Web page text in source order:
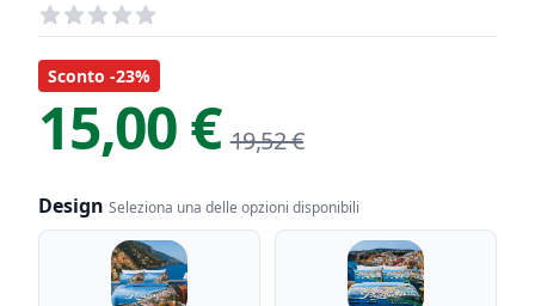
Recensioni
out of 5 stars
Informazioni Prodotto
Descrizione riassuntiva
Sconto -23%
15,00 € 19,52 €
Design Seleziona una delle opzioni disponibili
Design